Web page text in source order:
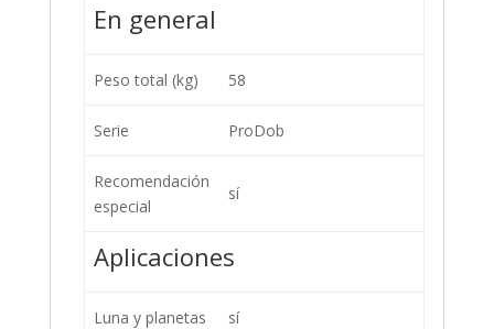
En general
Peso total (kg) 58
Serie ProDob
Recomendación
especial
sí
Aplicaciones
Luna y planetas sí